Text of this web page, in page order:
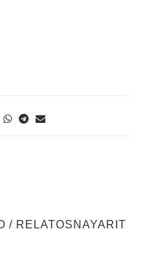
/ RELATOSNAYARIT